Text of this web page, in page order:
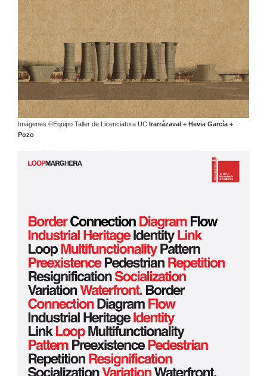
Imágenes ©Equipo Taller de Licenciatura UC Irarrázaval + Hevia García +
Pozo